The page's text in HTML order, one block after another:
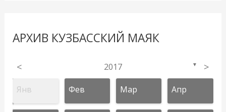
АРХИВ КУЗБАССКИЙ МАЯК
< 2017 ▼ >
Янв Фев Мар Апр